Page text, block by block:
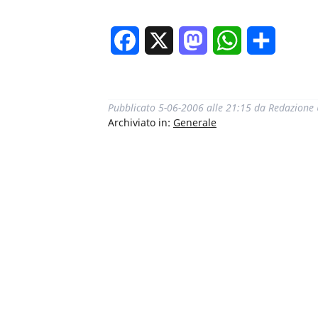
Facebook MastodonWhatsApp
Pubblicato 5-06-2006 alle 21:15 da Redazione
Archiviato in: Generale